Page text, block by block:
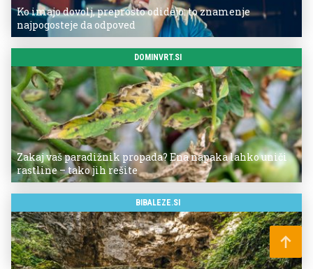
Ko imajo dovolj, preprosto odidejo: to znamenje
najpogosteje da odpoved
DOMINVRT.SI
Zakaj vaš paradižnik propada? Ena napaka lahko uniči
rastline – tako jih rešite
BIBALEZE.SI